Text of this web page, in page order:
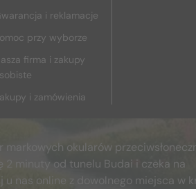
i reklamacje
przy wyborze
firma i zakupy
i zamówienia
okularów
2 minuty od tunelu Budai i czeka na
nas online z dowolnego miejsca w